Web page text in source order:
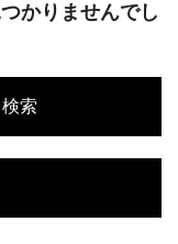
かりませんでし
索